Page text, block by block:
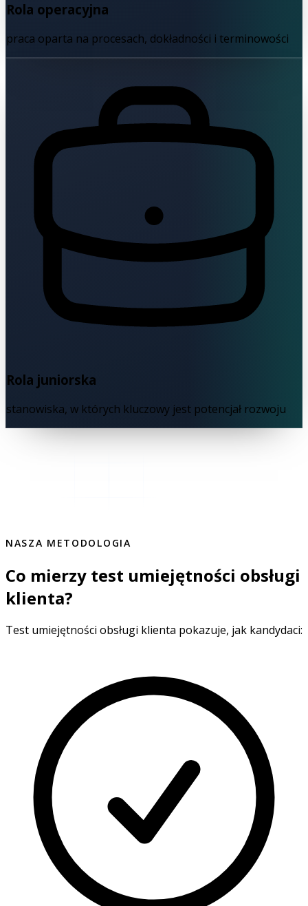
Rola operacyjna
praca oparta na procesach, dokładności i terminowości
Rola juniorska
stanowiska, w których kluczowy jest potencjał rozwoju
NASZA METODOLOGIA
Co mierzy test umiejętności obsługi
klienta?
Test umiejętności obsługi klienta pokazuje, jak kandydaci: